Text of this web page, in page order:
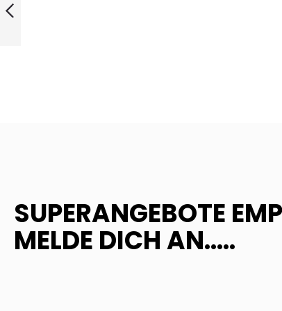
SUPERANGEBOTE
MELDE DICH AN.....